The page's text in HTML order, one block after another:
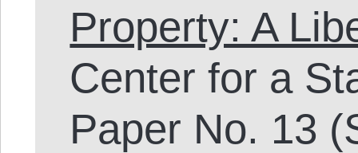
Property: A
Center for a
Paper No. 13